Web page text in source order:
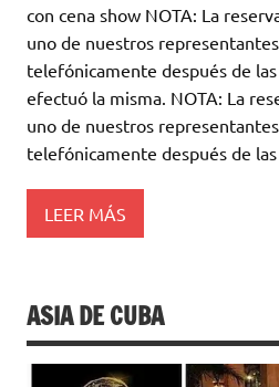
con cena show NOTA: La
uno de nuestros
telefónicamente después de
efectuó la misma. NOTA: La
uno de nuestros
telefónicamente después de
LEER MÁS
ASIA DE CUBA